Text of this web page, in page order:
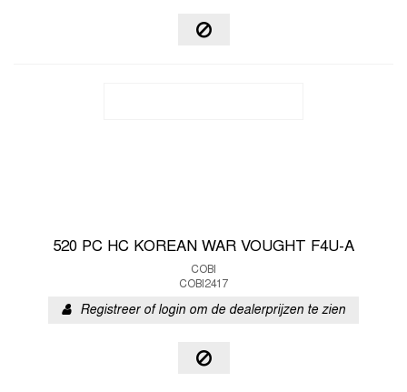
520 PC HC KOREAN WAR VOUGHT F4U-A
COBI
COBI2417
Registreer of login om de dealerprijzen te zien